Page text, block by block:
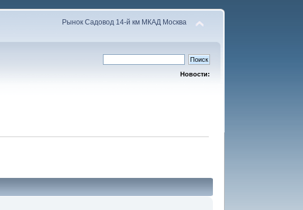
Рынок Садовод 14-й км МКАД Москва
Новости: